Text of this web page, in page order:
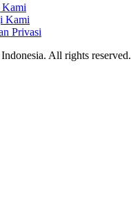
Kami
Kami
Privasi
All rights reserved.